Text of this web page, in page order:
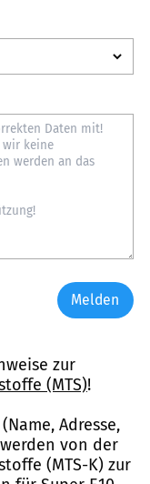
Melden
zur
(MTS)!
Adresse,
von der
(MTS-K) zur